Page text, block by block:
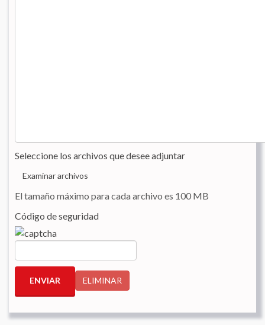
Seleccione los archivos que desee adjuntar
Examinar archivos
El tamaño máximo para cada archivo es 100 MB
Código de seguridad
ENVIAR ELIMINAR